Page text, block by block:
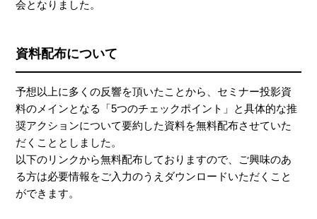
会となりました。
資料配布について
予想以上に多くの反響を頂いたことから、セミナー投影資
料のメインとなる「5つのチェックポイント」と具体的な推
奨アクションについて要約した資料を無料配布させていた
だくこととしました。
以下のリンクから無料配布しておりますので、ご興味のあ
る方は必要情報をご入力のうえダウンロードいただくこと
ができます。